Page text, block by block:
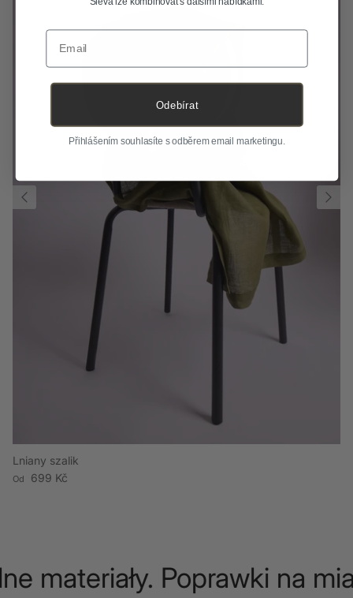
Lniany szalik
Cena regularna
Od 699 Kč
materiały. Poprawki na
Email
Odebírat
Přihlášením souhlasíte s odběrem email marketingu.